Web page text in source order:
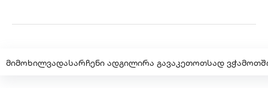
მიმოხილვადასარჩენი ადგილირა გავაკეთოთსად ვჭამოთ